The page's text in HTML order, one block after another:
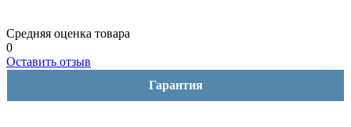
Средняя оценка товара
0
Оставить отзыв
Гарантия